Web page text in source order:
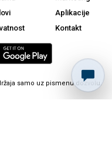
Aplikacije
Kontakt
samo uz pismenu dozvolu.